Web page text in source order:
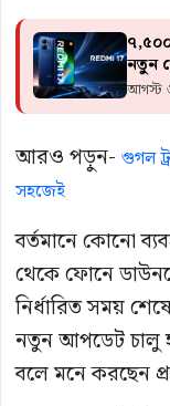
নতুন
আগস্ট
আরও পড়ুন- গুগল
সহজেই
বর্তমানে কোনো
থেকে ফোনে
নির্ধারিত সময়
নতুন আপডেট চালু
বলে মনে করছেন